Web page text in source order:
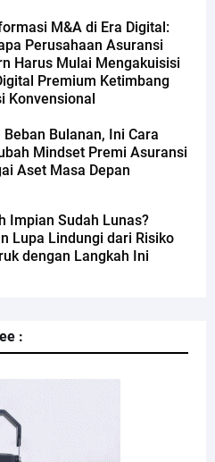
M&A di Era Digital:
Perusahaan Asuransi
Harus Mulai Mengakuisisi
Premium Ketimbang
Konvensional
Beban Bulanan, Ini Cara
Mindset Premi Asuransi
Aset Masa Depan
Impian Sudah Lunas?
Lupa Lindungi dari Risiko
dengan Langkah Ini
: